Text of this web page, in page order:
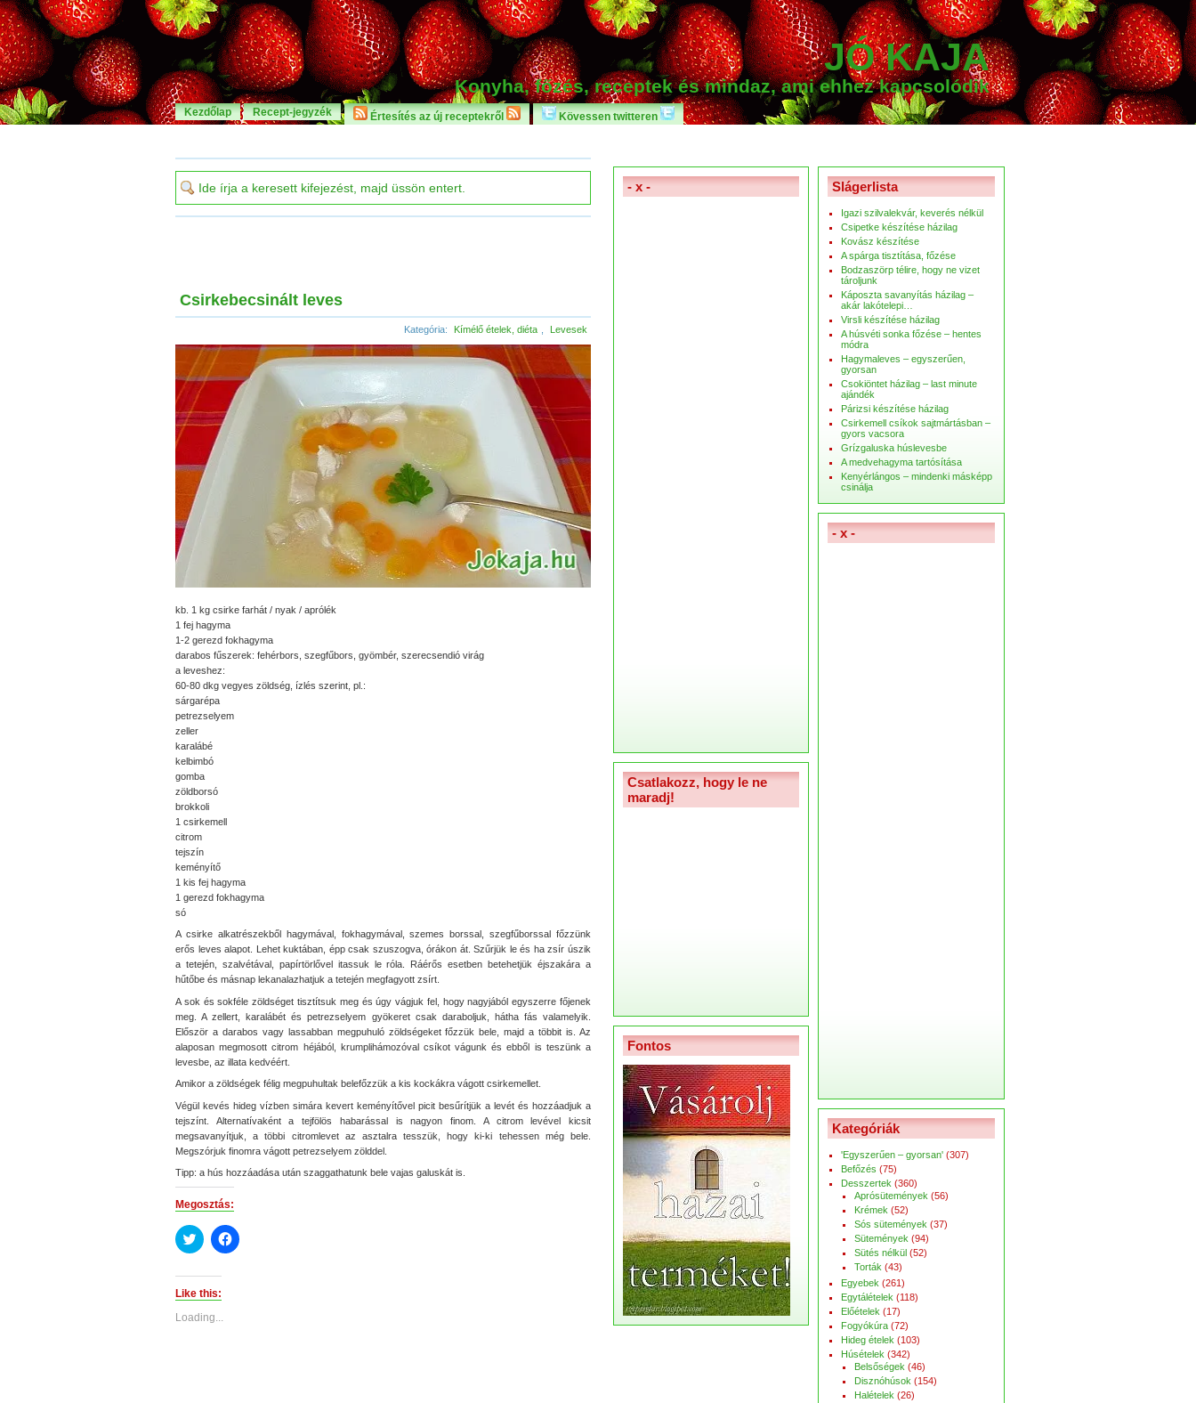
JÓ KAJA
Konyha, főzés, receptek és mindaz, ami ehhez kapcsolódik
Kezdőlap Recept-jegyzék Értesítés az új receptekről Kövessen twitteren
Csirkebecsinált leves
Kategória: Kímélő ételek, diéta Levesek
kb. 1 kg csirke farhát / nyak / aprólék
1 fej hagyma
1-2 gerezd fokhagyma
darabos fűszerek: fehérbors, szegfűbors, gyömbér, szerecsendió virág
a leveshez:
60-80 dkg vegyes zöldség, ízlés szerint, pl.:
sárgarépa
petrezselyem
zeller
karalábé
kelbimbó
gomba
zöldborsó
brokkoli
1 csirkemell
citrom
tejszín
keményítő
1 kis fej hagyma
1 gerezd fokhagyma
só
A csirke alkatrészekből hagymával, fokhagymával, szemes borssal, szegfűborssal főzzünk
erős leves alapot. Lehet kuktában, épp csak szuszogva, órákon át. Szűrjük le és ha zsír úszik
a tetején, szalvétával, papírtörlővel itassuk le róla. Ráérős esetben betehetjük éjszakára a
hűtőbe és másnap lekanalazhatjuk a tetején megfagyott zsírt.
A sok és sokféle zöldséget tisztítsuk meg és úgy vágjuk fel, hogy nagyjából egyszerre főjenek
meg. A zellert, karalábét és petrezselyem gyökeret csak daraboljuk, hátha fás valamelyik.
Először a darabos vagy lassabban megpuhuló zöldségeket főzzük bele, majd a többit is. Az
alaposan megmosott citrom héjából, krumplihámozóval csíkot vágunk és ebből is teszünk a
levesbe, az illata kedvéért.
Amikor a zöldségek félig megpuhultak belefőzzük a kis kockákra vágott csirkemellet.
Végül kevés hideg vízben simára kevert keményítővel picit besűrítjük a levét és hozzáadjuk a
tejszínt. Alternatívaként a tejfölös habarással is nagyon finom. A citrom levével kicsit
megsavanyítjuk, a többi citromlevet az asztalra tesszük, hogy ki-ki tehessen még bele.
Megszórjuk finomra vágott petrezselyem zölddel.
Tipp: a hús hozzáadása után szaggathatunk bele vajas galuskát is.
Megosztás:
Click
to
(Opens
new
Click
to
Like this:
Loading...
- x -
Csatlakozz, hogy le ne
maradj!
Fontos
Slágerlista
Igazi szilvalekvár, keverés nélkül
Csipetke készítése házilag
Kovász készítése
A spárga tisztítása, főzése
Bodzaszörp télire, hogy ne vizet
tároljunk
Káposzta savanyítás házilag –
akár lakótelepi…
Virsli készítése házilag
A húsvéti sonka főzése – hentes
módra
Hagymaleves – egyszerűen,
gyorsan
Csokiöntet házilag – last minute
ajándék
Párizsi készítése házilag
Csirkemell csíkok sajtmártásban –
gyors vacsora
Grízgaluska húslevesbe
A medvehagyma tartósítása
Kenyérlángos – mindenki másképp
csinálja
- x -
Kategóriák
'Egyszerűen – gyorsan' (307)
Befőzés (75)
Desszertek (360)
Aprósütemények (56)
Krémek (52)
Sós sütemények (37)
Sütemények (94)
Sütés nélkül (52)
Torták (43)
Egyebek (261)
Egytálételek (118)
Előételek (17)
Fogyókúra (72)
Hideg ételek (103)
Húsételek (342)
Belsőségek (46)
Disznóhúsok (154)
Halételek (26)